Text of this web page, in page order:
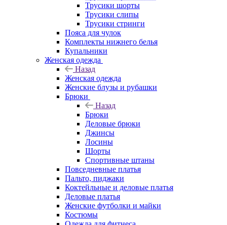
Трусики шорты
Трусики слипы
Трусики стринги
Пояса для чулок
Комплекты нижнего белья
Купальники
Женская одежда
Назад
Женская одежда
Женские блузы и рубашки
Брюки
Назад
Брюки
Деловые брюки
Джинсы
Лосины
Шорты
Спортивные штаны
Повседневные платья
Пальто, пиджаки
Коктейльные и деловые платья
Деловые платья
Женские футболки и майки
Костюмы